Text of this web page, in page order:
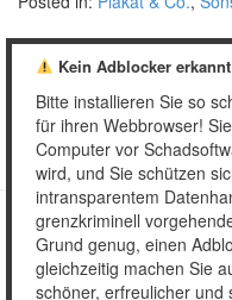
1 2 3 Weiter »
Copyright ©
Mobile
Kein Adblocker erkannt
Bitte installieren Sie so
für ihren Webbrowser!
Computer vor
wird, und Sie schützen
intransparentem
grenzkriminell
Grund genug, einen
gleichzeitig machen Sie
schöner, erfreulicher und